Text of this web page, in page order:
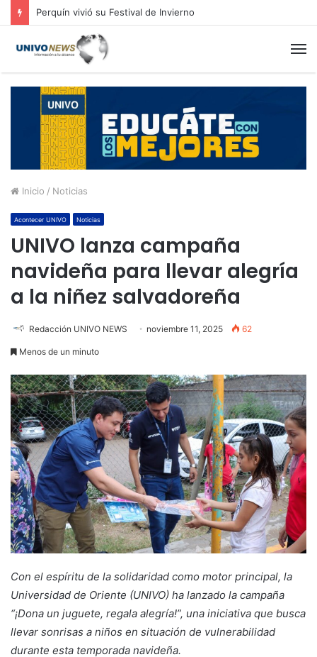
Perquín vivió su Festival de Invierno
Inicio / Noticias
Acontecer UNIVO Noticias
UNIVO lanza campaña
navideña para llevar alegría
a la niñez salvadoreña
Redacción UNIVO NEWS noviembre 11, 2025 62
Menos de un minuto
Con el espíritu de la solidaridad como motor principal, la
Universidad de Oriente (UNIVO) ha lanzado la campaña
“¡Dona un juguete, regala alegría!”, una iniciativa que busca
llevar sonrisas a niños en situación de vulnerabilidad
durante esta temporada navideña.